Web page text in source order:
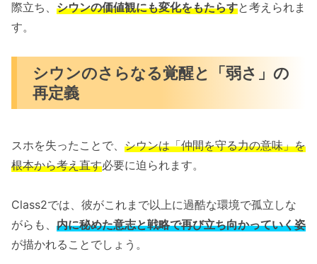
際立ち、 シウンの価値観にも変化をもたらすと考えられま
す。
シウンのさらなる覚醒と「弱さ」の
再定義
スホを失ったことで、 シウンは「仲間を守る力の意味」を
根本から考え直す必要に迫られます。
Class2では、彼がこれまで以上に過酷な環境で孤立しな
がらも、 内に秘めた意志と戦略で再び立ち向かっていく姿
が描かれることでしょう。